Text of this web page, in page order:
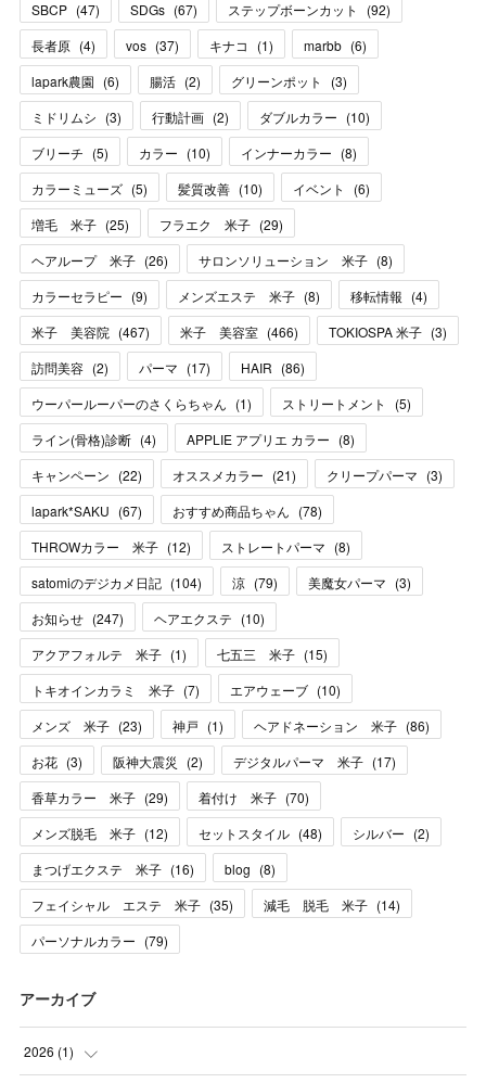
SBCP (47) SDGs (67) ステップボーンカット (92)
長者原 (4) vos (37) キナコ (1) marbb (6)
lapark農園 (6) 腸活 (2) グリーンポット (3)
ミドリムシ (3) 行動計画 (2) ダブルカラー (10)
ブリーチ (5) カラー (10) インナーカラー (8)
カラーミューズ (5) 髪質改善 (10) イベント (6)
増毛 米子 (25) フラエク 米子 (29)
ヘアループ 米子 (26) サロンソリューション 米子 (8)
カラーセラピー (9) メンズエステ 米子 (8) 移転情報 (4)
米子 美容院 (467) 米子 美容室 (466) TOKIOSPA 米子 (3)
訪問美容 (2) パーマ (17) HAIR (86)
ウーパールーパーのさくらちゃん (1) ストリートメント (5)
ライン(骨格)診断 (4) APPLIE アプリエ カラー (8)
キャンペーン (22) オススメカラー (21) クリープパーマ (3)
lapark*SAKU (67) おすすめ商品ちゃん (78)
THROWカラー 米子 (12) ストレートパーマ (8)
satomiのデジカメ日記 (104) 涼 (79) 美魔女パーマ (3)
お知らせ (247) ヘアエクステ (10)
アクアフォルテ 米子 (1) 七五三 米子 (15)
トキオインカラミ 米子 (7) エアウェーブ (10)
メンズ 米子 (23) 神戸 (1) ヘアドネーション 米子 (86)
お花 (3) 阪神大震災 (2) デジタルパーマ 米子 (17)
香草カラー 米子 (29) 着付け 米子 (70)
メンズ脱毛 米子 (12) セットスタイル (48) シルバー (2)
まつげエクステ 米子 (16) blog (8)
フェイシャル エステ 米子 (35) 減毛 脱毛 米子 (14)
パーソナルカラー (79)
アーカイブ
2026 (1)